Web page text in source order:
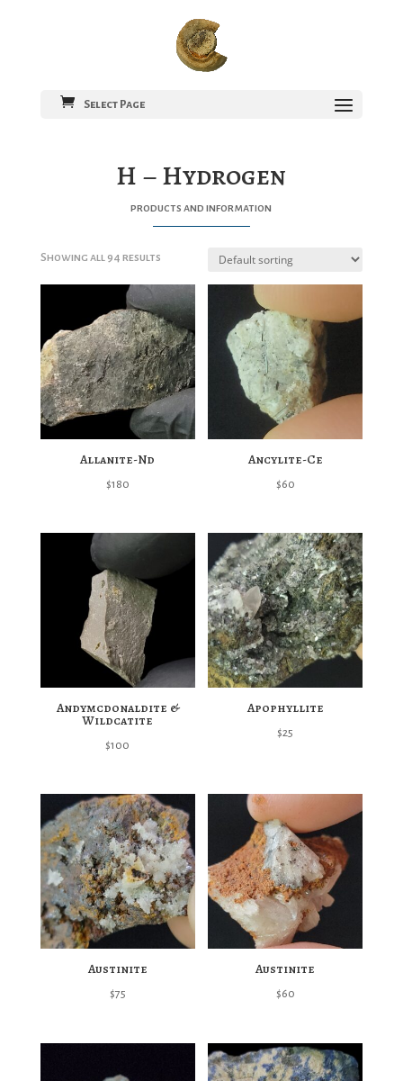
Select Page
H – Hydrogen
products and information
Showing all 94 results
Allanite-Nd
$180
Ancylite-Ce
$60
Andymcdonaldite &
Wildcatite
$100
Apophyllite
$25
Austinite
$75
Austinite
$60